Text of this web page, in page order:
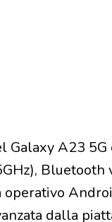
Galaxy A23
dalla